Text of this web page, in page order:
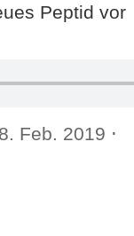
Peptid vor
8. Feb. 2019 ⋅